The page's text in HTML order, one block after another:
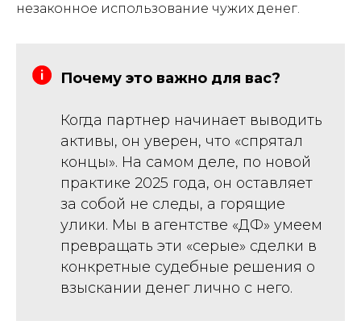
незаконное использование чужих денег.
Почему это важно для вас?
Когда партнер начинает выводить
активы, он уверен, что «спрятал
концы». На самом деле, по новой
практике 2025 года, он оставляет
за собой не следы, а горящие
улики. Мы в агентстве «ДФ» умеем
превращать эти «серые» сделки в
конкретные судебные решения о
взыскании денег лично с него.